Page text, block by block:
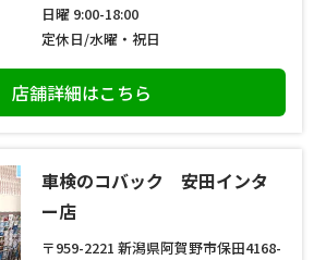
日曜 9:00-18:00
定休日/水曜・祝日
店舗詳細はこちら
車検のコバック 安田インタ
ー店
〒959-2221 新潟県阿賀野市保田4168-